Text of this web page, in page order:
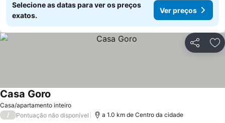
Selecione as datas para ver os preços
exatos.
Ver preços
Partilhar
Casa/apartamento inteiro
Casa Goro
/ Pontuação não disponível a 1.0 km de Centro da cidade